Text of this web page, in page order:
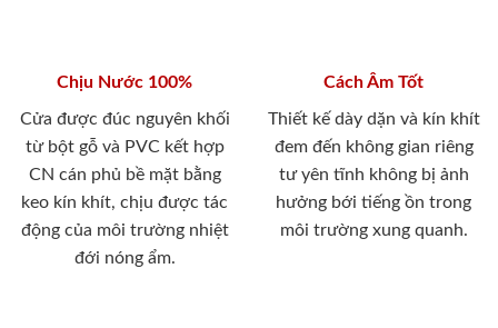
Chịu Nước 100%
Cửa được đúc nguyên khối
từ bột gỗ và PVC kết hợp
CN cán phủ bề mặt bằng
keo kín khít, chịu được tác
động của môi trường nhiệt
đới nóng ẩm.
Cách Âm Tốt
Thiết kế dày dặn và kín khít
đem đến không gian riêng
tư yên tĩnh không bị ảnh
hưởng bới tiếng ồn trong
môi trường xung quanh.